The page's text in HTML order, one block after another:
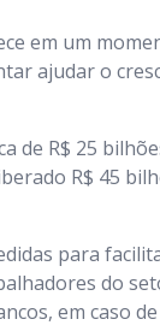
em um
ajudar o
de R$ 25
R$ 45
para
do
em caso